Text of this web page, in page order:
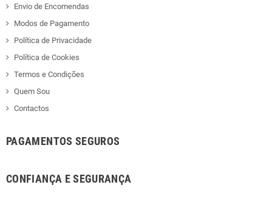
Envio de Encomendas
Modos de Pagamento
Política de Privacidade
Política de Cookies
Termos e Condições
Quem Sou
Contactos
PAGAMENTOS SEGUROS
CONFIANÇA E SEGURANÇA